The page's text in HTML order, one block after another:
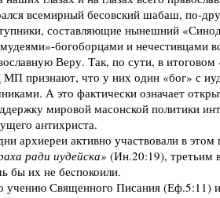
бесовский шабаш, по-
составляющие нынешний
богоборцами и нечестивцами
Веру. Так, по сути, в итоговом
что у них один «бог» с
А это фактически означает
мировой масонской политики
антихриста.
активно участвовали в этом
иудейска» (Ин.20:19), третьим
не беcпокоили.
Священного Писания (Еф.5:11) и